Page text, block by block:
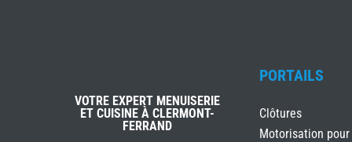
VOTRE EXPERT MENUISERIE
ET CUISINE À CLERMONT-
FERRAND
PORTAILS
Clôtures
Motorisation